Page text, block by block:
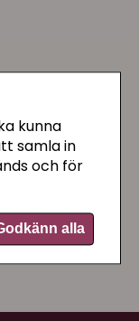
kunna
samla in
och för
alla